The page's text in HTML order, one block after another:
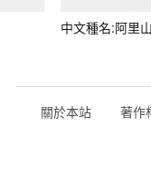
中文種名:阿里
關於本站 著作